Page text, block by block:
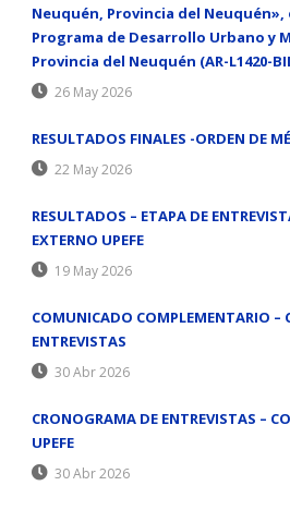
Neuquén, Provincia del Neuquén»,
Programa de Desarrollo Urbano y
Provincia del Neuquén (AR-L1420-
26 May 2026
RESULTADOS FINALES -ORDEN DE
22 May 2026
RESULTADOS – ETAPA DE
EXTERNO UPEFE
19 May 2026
COMUNICADO COMPLEMENTARIO –
ENTREVISTAS
30 Abr 2026
CRONOGRAMA DE ENTREVISTAS –
UPEFE
30 Abr 2026